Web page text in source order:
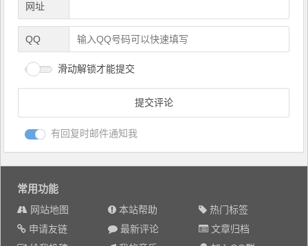
网址
QQ
滑动解锁才能提交
有回复时邮件通知我
常用功能
网站地图 本站帮助
热门标签
申请友链
最新评论
文章归档